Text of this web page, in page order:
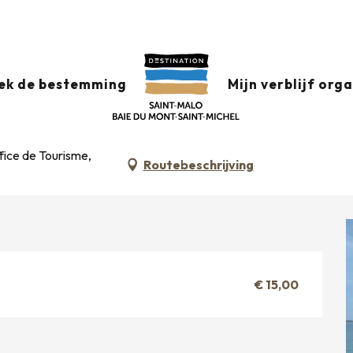
de bestemming Mijn verblijf
augustus van 17:00 tot 18:30 / ...
PRIVÉS DU CHÂTEAU DE SAINT-
de Tourisme,
Routebeschrijving
€ 15,00